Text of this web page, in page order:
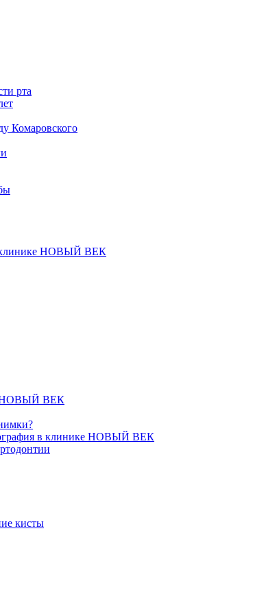
рта
Комаровского
клинике НОВЫЙ ВЕК
НОВЫЙ ВЕК
в клинике НОВЫЙ ВЕК
кисты